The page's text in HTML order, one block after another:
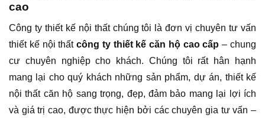
cao
Công ty thiết kế nội thất chúng tôi là đơn vị chuyên tư vấn
thiết kế nội thấtcông ty thiết kế căn hộ cao cấp – chung
cư chuyên nghiệp cho khách. Chúng tôi rất hân hạnh
mang lại cho quý khách những sản phẩm, dự án, thiết kế
nội thất căn hộ sang trọng, đẹp, đảm bảo mang lại lợi ích
và giá trị cao, được thực hiện bởi các chuyên gia tư vấn –